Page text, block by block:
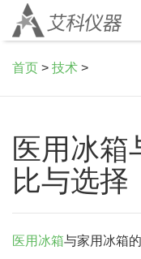
首页 > 技术 >
医用冰箱
比与选择
医用冰箱与家用冰箱